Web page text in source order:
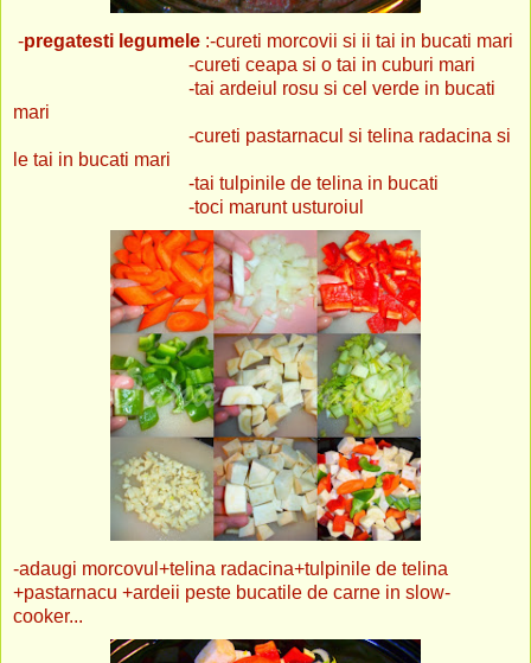
-pregatesti legumele :-cureti morcovii si ii tai in bucati mari
-cureti ceapa si o tai in cuburi mari
-tai ardeiul rosu si cel verde in bucati
mari
-cureti pastarnacul si telina radacina si
le tai in bucati mari
-tai tulpinile de telina in bucati
-toci marunt usturoiul
-adaugi morcovul+telina radacina+tulpinile de telina
+pastarnacu +ardeii peste bucatile de carne in slow-
cooker...